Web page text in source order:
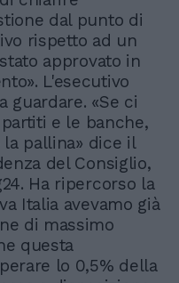
dal punto di
rispetto ad un
approvato in
L'esecutivo
guardare. «Se ci
e le banche,
pallina» dice il
del Consiglio,
Ha ripercorso la
Italia avevamo già
di massimo
questa
lo 0,5% della